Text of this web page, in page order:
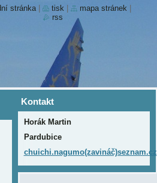
Kontakt
Horák Martin
Pardubice
chuichi.nagumo(zavináč)seznam.cz
stránka tisk mapa stránek
rss